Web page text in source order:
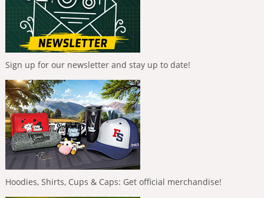
Sign up for our newsletter and stay up to date!
Hoodies, Shirts, Cups & Caps: Get official merchandise!